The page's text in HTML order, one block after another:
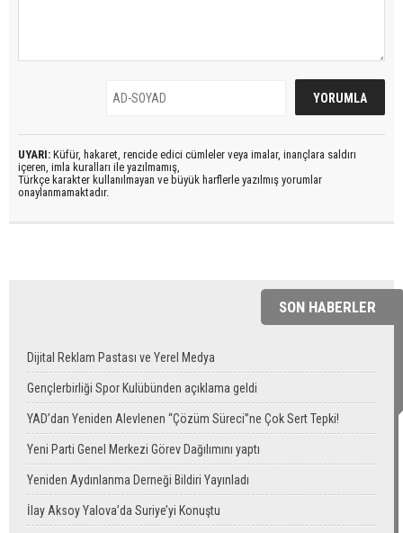
UYARI: Küfür, hakaret, rencide edici cümleler veya imalar, inançlara saldırı
içeren, imla kuralları ile yazılmamış,
Türkçe karakter kullanılmayan ve büyük harflerle yazılmış yorumlar
onaylanmamaktadır.
SON HABERLER
Dijital Reklam Pastası ve Yerel Medya
Gençlerbirliği Spor Kulübünden açıklama geldi
YAD’dan Yeniden Alevlenen “Çözüm Süreci”ne Çok Sert Tepki!
Yeni Parti Genel Merkezi Görev Dağılımını yaptı
Yeniden Aydınlanma Derneği Bildiri Yayınladı
İlay Aksoy Yalova’da Suriye’yi Konuştu